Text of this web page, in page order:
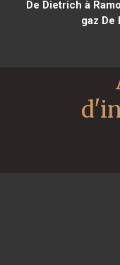
De Dietrich à
gaz De